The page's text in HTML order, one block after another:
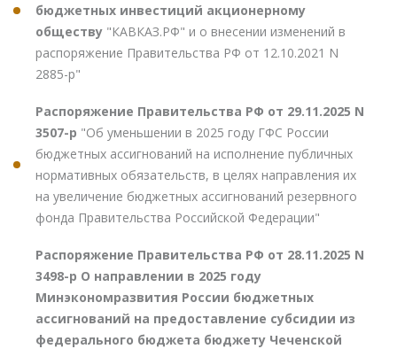
бюджетных инвестиций акционерному
обществу "КАВКАЗ.РФ" и о внесении изменений в
распоряжение Правительства РФ от 12.10.2021 N
2885-р"
Распоряжение Правительства РФ от 29.11.2025 N
3507-р "Об уменьшении в 2025 году ГФС России
бюджетных ассигнований на исполнение публичных
нормативных обязательств, в целях направления их
на увеличение бюджетных ассигнований резервного
фонда Правительства Российской Федерации"
Распоряжение Правительства РФ от 28.11.2025 N
3498-р О направлении в 2025 году
Минэкономразвития России бюджетных
ассигнований на предоставление субсидии из
федерального бюджета бюджету Чеченской